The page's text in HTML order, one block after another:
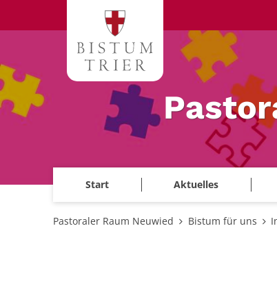
Start Aktuelles
Pastoraler Raum Neuwied Bistum für uns